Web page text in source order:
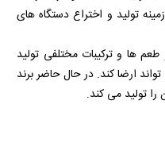
تولید و اختراع دستگاه های
طعم ها و ترکیبات مختلفی تولید
ارضا کند. در حال حاضر برند